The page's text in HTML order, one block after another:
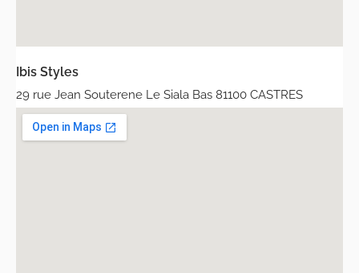
Ibis Styles
29 rue Jean Souterene Le Siala Bas 81100 CASTRES